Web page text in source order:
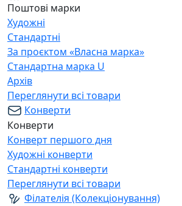
Поштові марки
Художні
Стандартні
За проєктом «Власна марка»
Стандартна марка U
Архів
Переглянути всі товари
Конверти
Конверти
Конверт першого дня
Художні конверти
Стандартні конверти
Переглянути всі товари
Філателія (Колекціонування)